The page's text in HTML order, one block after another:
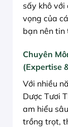
sấy khô
vọng của
bạn nên tin
Chuyên
(Expertise
Với nhiều
Dược Tươi
am hiểu
trồng trọt,